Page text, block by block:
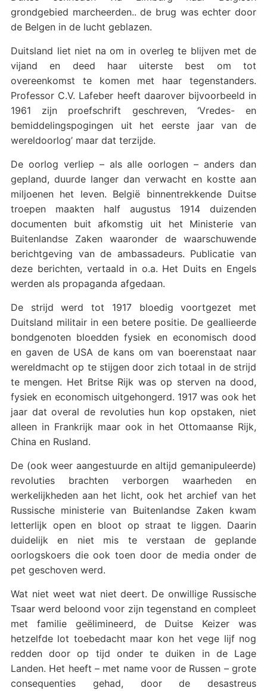
grondgebied marcheerden.. de brug was echter door
de Belgen in de lucht geblazen.
Duitsland liet niet na om in overleg te blijven met de
vijand en deed haar uiterste best om tot
overeenkomst te komen met haar tegenstanders.
Professor C.V. Lafeber heeft daarover bijvoorbeeld in
1961 zijn proefschrift geschreven, ‘Vredes- en
bemiddelingspogingen uit het eerste jaar van de
wereldoorlog’ maar dat terzijde.
De oorlog verliep – als alle oorlogen – anders dan
gepland, duurde langer dan verwacht en kostte aan
miljoenen het leven. België binnentrekkende Duitse
troepen maakten half augustus 1914 duizenden
documenten buit afkomstig uit het Ministerie van
Buitenlandse Zaken waaronder de waarschuwende
berichtgeving van de ambassadeurs. Publicatie van
deze berichten, vertaald in o.a. Het Duits en Engels
werden als propaganda afgedaan.
De strijd werd tot 1917 bloedig voortgezet met
Duitsland militair in een betere positie. De geallieerde
bondgenoten bloedden fysiek en economisch dood
en gaven de USA de kans om van boerenstaat naar
wereldmacht op te stijgen door zich totaal in de strijd
te mengen. Het Britse Rijk was op sterven na dood,
fysiek en economisch uitgehongerd. 1917 was ook het
jaar dat overal de revoluties hun kop opstaken, niet
alleen in Frankrijk maar ook in het Ottomaanse Rijk,
China en Rusland.
De (ook weer aangestuurde en altijd gemanipuleerde)
revoluties brachten verborgen waarheden en
werkelijkheden aan het licht, ook het archief van het
Russische ministerie van Buitenlandse Zaken kwam
letterlijk open en bloot op straat te liggen. Daarin
duidelijk en niet mis te verstaan de geplande
oorlogskoers die ook toen door de media onder de
pet geschoven werd.
Wat niet weet wat niet deert. De onwillige Russische
Tsaar werd beloond voor zijn tegenstand en compleet
met familie geëlimineerd, de Duitse Keizer was
hetzelfde lot toebedacht maar kon het vege lijf nog
redden door op tijd onder te duiken in de Lage
Landen. Het heeft – met name voor de Russen – grote
consequenties gehad, door de desastreus